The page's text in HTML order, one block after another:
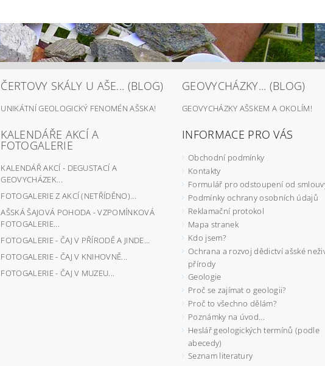
ČERTOVY SKÁLY U AŠE... (BLOG)
UNIKÁTNÍ GEOLOGICKÝ FENOMÉN AŠSKA!
GEOVYCHÁZKY... (BLOG)
GEOVYCHÁZKY AŠSKEM A OKOLÍM!
KALENDÁŘE AKCÍ A
FOTOGALERIE
KALENDÁŘ AKCÍ - DEGUSTACÍ A
GEOVYCHÁZEK...
FOTOGALERIE Z AKCÍ (NETŘÍDĚNO)...
AŠSKÁ ŠAJOVÁ POHODA - VZPOMÍNKOVÁ
FOTOGALERIE...
FOTOGALERIE - ČAJ V PŘÍRODĚ A JINDE...
FOTOGALERIE - ČAJ V KNIHOVNĚ...
FOTOGALERIE - ČAJ V MUZEU...
INFORMACE PRO VÁS
Obchodní podmínky
Kontakty
Formulář pro odstoupení od
Podmínky ochrany osobních údajů
Reklamační protokol
Mapa stranek
Kdo jsem?
Ochrana a rozvoj dědictví ašské
přírody
Geologie
Proč se zajímat o geologii?
Proč to všechno dělám?
Poznámky na úvod...
Heslář geologických termínů (podle
abecedy)
Seznam literatury